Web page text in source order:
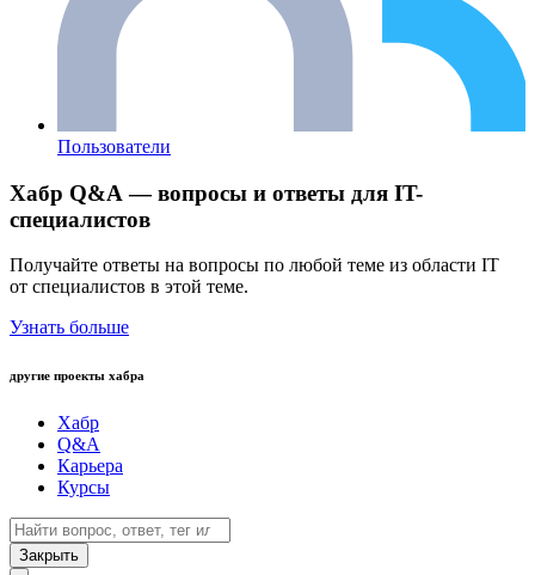
Пользователи
Хабр Q&A — вопросы и ответы для IT-
специалистов
Получайте ответы на вопросы по любой теме из области IT
от специалистов в этой теме.
Узнать больше
другие проекты хабра
Хабр
Q&A
Карьера
Курсы
Закрыть